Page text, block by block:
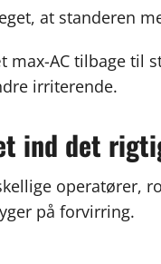
at standeren
AC tilbage til
irriterende.
ind det
operatører,
på forvirring.